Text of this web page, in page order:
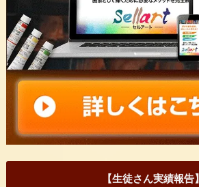
【生徒さん実績報告】